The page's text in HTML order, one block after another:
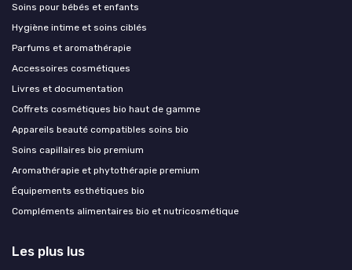
Soins pour bébés et enfants
Hygiène intime et soins ciblés
Parfums et aromathérapie
Accessoires cosmétiques
Livres et documentation
Coffrets cosmétiques bio haut de gamme
Appareils beauté compatibles soins bio
Soins capillaires bio premium
Aromathérapie et phytothérapie premium
Équipements esthétiques bio
Compléments alimentaires bio et nutricosmétique
Les plus lus